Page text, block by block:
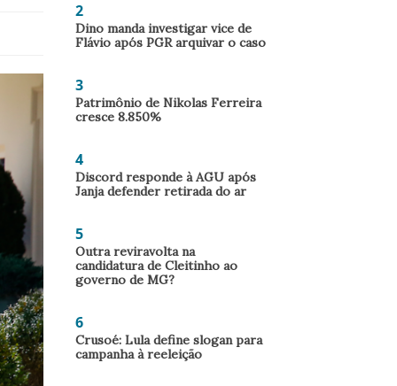
2
Dino manda investigar vice de
Flávio após PGR arquivar o caso
3
Patrimônio de Nikolas Ferreira
cresce 8.850%
4
Discord responde à AGU após
Janja defender retirada do ar
5
Outra reviravolta na
candidatura de Cleitinho ao
governo de MG?
6
Crusoé: Lula define slogan para
campanha à reeleição